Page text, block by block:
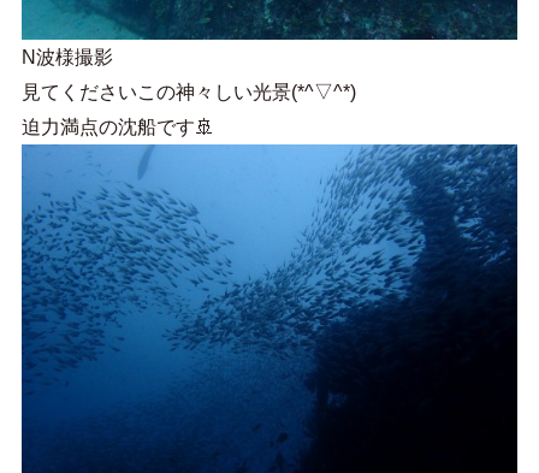
N波様撮影
見てくださいこの神々しい光景(*^▽^*)
迫力満点の沈船です🚢